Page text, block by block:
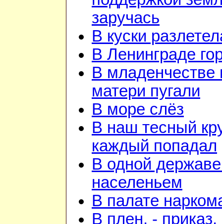
заручась
В куски
В Ленинграде
В младенчестве
матери пугали
В море слёз
В наш тесный
каждый попадал
В одной
населеньем
В палате
В плен, - приказ,